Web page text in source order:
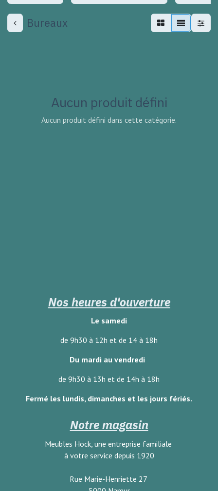
Bureaux
Aucun produit défini
Aucun produit défini dans cette catégorie.
Nos heures d'ouverture
Le samedi
de 9h30 à 12h et de 14 à 18h
Du mardi au vendredi
de 9h30 à 13h et de 14h à 18h
Fermé les lundis, dimanches et les jours fériés.
Notre magasin
Meubles Hock, une entreprise familiale
à votre service depuis 1920
Rue Marie-Henriette 27